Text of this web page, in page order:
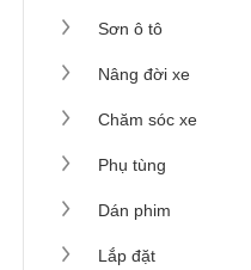
Sơn ô tô
Nâng đời xe
Chăm sóc xe
Phụ tùng
Dán phim
Lắp đặt